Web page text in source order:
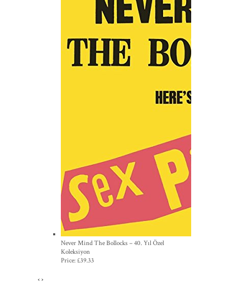
Never Mind The Bollocks – 40. Yıl Özel
Koleksiyon
Price:£39.33
‹›